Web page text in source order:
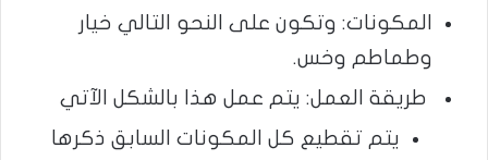
المكونات: وتكون على النحو التالي خيار
وطماطم وخس.
طريقة العمل: يتم عمل هذا بالشكل الآتي
يتم تقطيع كل المكونات السابق ذكرها